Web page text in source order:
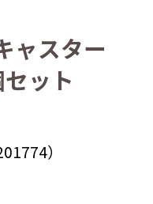
ャスター
ット
）